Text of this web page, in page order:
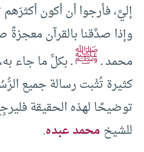
إليَّ، فأرجوا أن أكون أكثرَهم
وإذا صدَّقنا بالقرآن معجزةً
محمد ـﷺـ بكلِّ ما جاء
كثيرة تُثْبت رسالة جميع
توضيحًا لهذه الحقيقة
للشيخمحمد عبده.